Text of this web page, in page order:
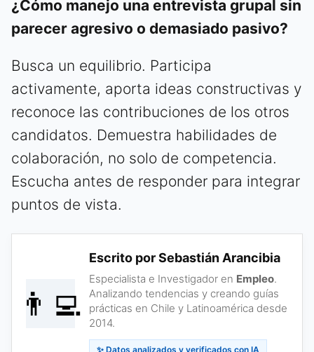
¿Cómo manejo una entrevista grupal sin
parecer agresivo o demasiado pasivo?
Busca un equilibrio. Participa
activamente, aporta ideas constructivas y
reconoce las contribuciones de los otros
candidatos. Demuestra habilidades de
colaboración, no solo de competencia.
Escucha antes de responder para integrar
puntos de vista.
👨‍💻
Escrito por Sebastián Arancibia
Especialista e Investigador en Empleo.
Analizando tendencias y creando guías
prácticas en Chile y Latinoamérica desde
2014.
✨ Datos analizados y verificados con IA